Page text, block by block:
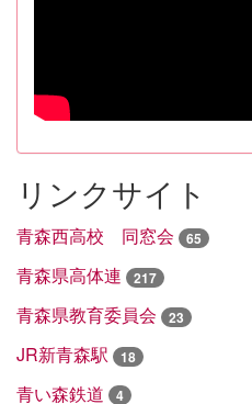
リンクサイト
青森西高校 同窓会 65
青森県高体連 217
青森県教育委員会 23
JR新青森駅 18
青い森鉄道 4